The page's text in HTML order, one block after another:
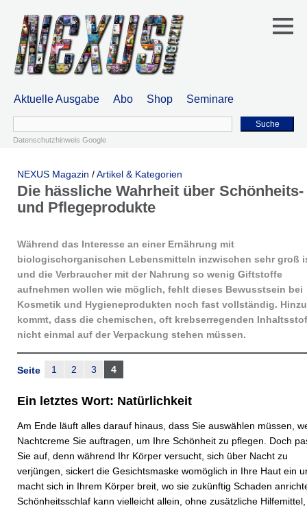
Aktuelle Ausgabe Abo Shop Seminare
Suche
Datenschutzhinweis Google
NEXUS Magazin /Artikel & Kategorien
Die hässliche Wahrheit über Schönheits-
und Pflegeprodukte
Während das Interesse an einer Ernährung mit
biologischorganischen Lebensmitteln inzwischen sehr groß
und die Verbraucher mit der Nahrung so wenig Giftstoffe
aufnehmen wollen wie möglich, fehlt dieses Bewusstsein bei
Kosmetik und Hygieneprodukten noch fast vollständig. Hinzu
kommt, dass die chemischen, oft krebserregenden
nicht einmal auf der Verpackung stehen müssen.
Seite 1 2 3 4
Ein letztes Wort: Natürlichkeit
Am Ende läuft alles darauf hinaus, dass Sie auswählen müssen,
Nachtcreme Sie auftragen, um Ihre Schönheit zu pflegen. Doch
Sie auf, denn während Ihr Körper versucht, sich über Nacht zu
verjüngen, sickert die Gesichtsmaske womöglich in Ihre Haut ein
macht sich in Ihrem Körper breit, wo sie zukünftig Schaden
Schönheitsschlaf kann vielleicht allein, ohne zusätzliche